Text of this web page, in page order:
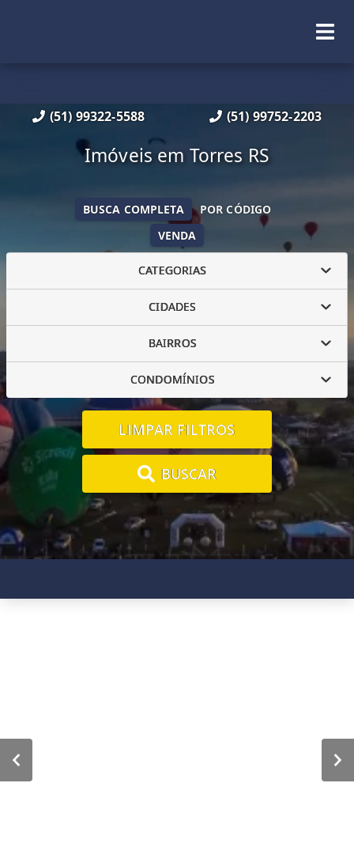
(51) 99322-5588 (51) 99752-2203
Imóveis em Torres RS
VENDA
BUSCA COMPLETA POR CÓDIGO
CATEGORIAS
CIDADES
BAIRROS
CONDOMÍNIOS
LIMPAR FILTROS
BUSCAR